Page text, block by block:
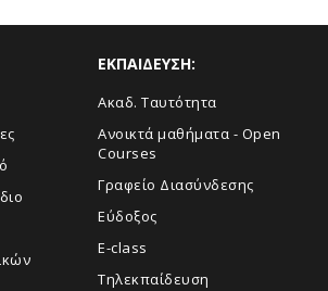
ΕΚΠΑΙΔΕΥΣΗ:
Ακαδ. Ταυτότητα
Ανοικτά μαθήματα - Open
Courses
Γραφείο Διασύνδεσης
Εύδοξος
E-class
Τηλεκπαίδευση